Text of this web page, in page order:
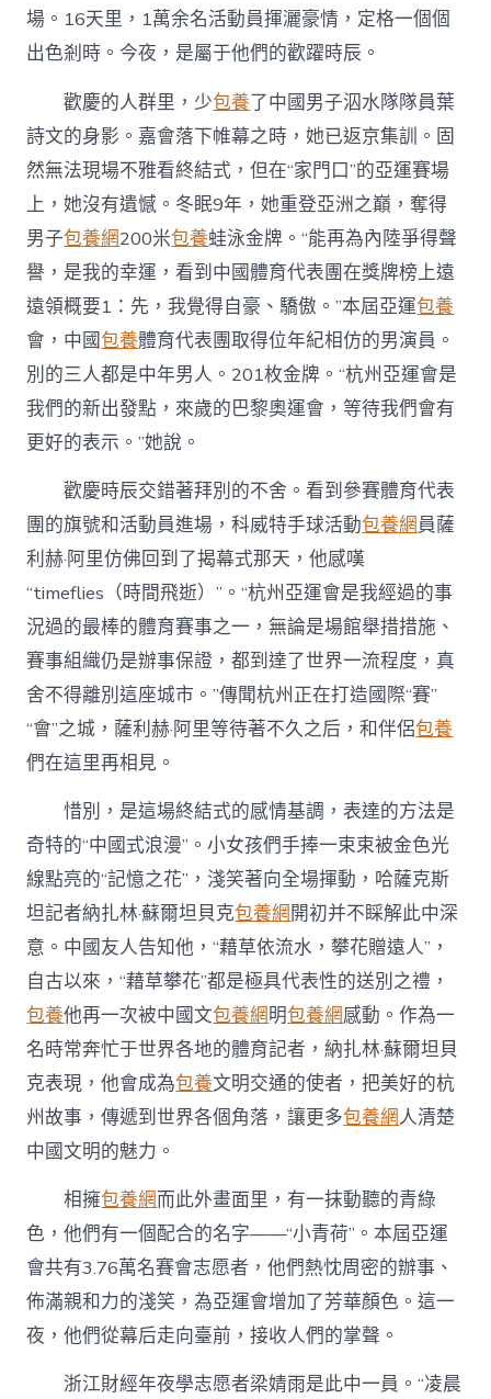
場。16天里，1萬余名活動員揮灑豪情，定格一個個
出色剎時。今夜，是屬于他們的歡躍時辰。
歡慶的人群里，少包養了中國男子泅水隊隊員葉
詩文的身影。嘉會落下帷幕之時，她已返京集訓。固
然無法現場不雅看終結式，但在“家門口”的亞運賽場
上，她沒有遺憾。冬眠9年，她重登亞洲之巔，奪得
男子包養網200米包養蛙泳金牌。“能再為內陸爭得聲
譽，是我的幸運，看到中國體育代表團在獎牌榜上遠
遠領概要1：先，我覺得自豪、驕傲。”本屆亞運包養
會，中國包養體育代表團取得位年紀相仿的男演員。
別的三人都是中年男人。201枚金牌。“杭州亞運會是
我們的新出發點，來歲的巴黎奧運會，等待我們會有
更好的表示。”她說。
歡慶時辰交錯著拜別的不舍。看到參賽體育代表
團的旗號和活動員進場，科威特手球活動包養網員薩
利赫·阿里仿佛回到了揭幕式那天，他感嘆
“timeflies（時間飛逝）”。“杭州亞運會是我經過的事
況過的最棒的體育賽事之一，無論是場館舉措措施、
賽事組織仍是辦事保證，都到達了世界一流程度，真
舍不得離別這座城市。”傳聞杭州正在打造國際“賽”
“會”之城，薩利赫·阿里等待著不久之后，和伴侶包養
們在這里再相見。
惜別，是這場終結式的感情基調，表達的方法是
奇特的“中國式浪漫”。小女孩們手捧一束束被金色光
線點亮的“記憶之花”，淺笑著向全場揮動，哈薩克斯
坦記者納扎林·蘇爾坦貝克包養網開初并不睬解此中深
意。中國友人告知他，“藉草依流水，攀花贈遠人”，
自古以來，“藉草攀花”都是極具代表性的送別之禮，
包養他再一次被中國文包養網明包養網感動。作為一
名時常奔忙于世界各地的體育記者，納扎林·蘇爾坦貝
克表現，他會成為包養文明交通的使者，把美好的杭
州故事，傳遞到世界各個角落，讓更多包養網人清楚
中國文明的魅力。
相擁包養網而此外畫面里，有一抹動聽的青綠
色，他們有一個配合的名字——“小青荷”。本屆亞運
會共有3.76萬名賽會志愿者，他們熱忱周密的辦事、
佈滿親和力的淺笑，為亞運會增加了芳華顏色。這一
夜，他們從幕后走向臺前，接收人們的掌聲。
浙江財經年夜學志愿者梁婧雨是此中一員。“凌晨